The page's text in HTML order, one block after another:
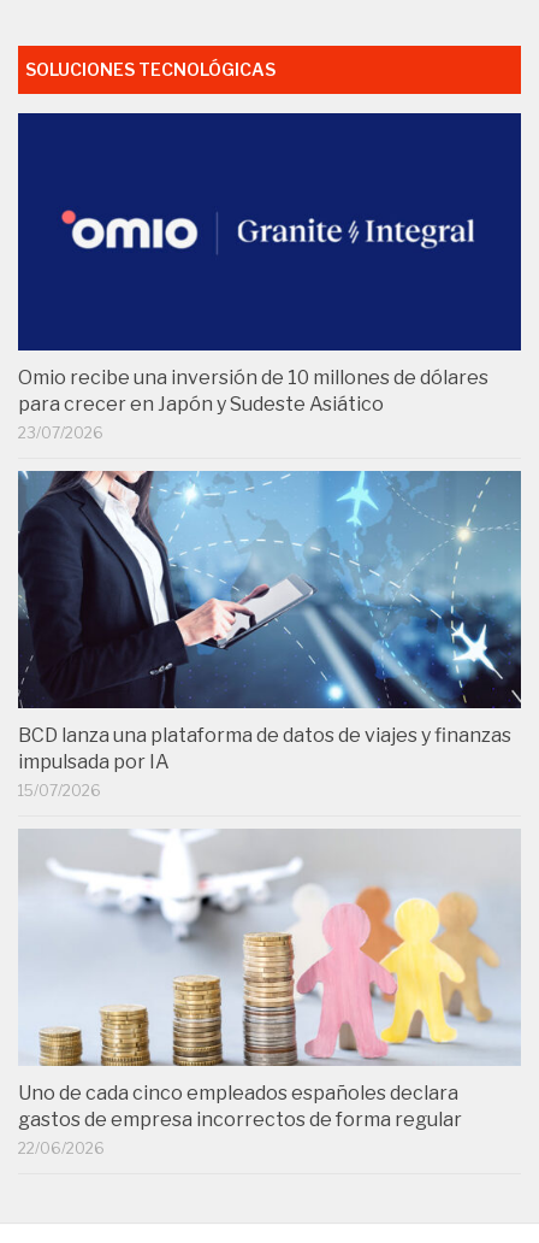
SOLUCIONES TECNOLÓGICAS
Omio recibe una inversión de 10 millones de dólares
para crecer en Japón y Sudeste Asiático
23/07/2026
BCD lanza una plataforma de datos de viajes y finanzas
impulsada por IA
15/07/2026
Uno de cada cinco empleados españoles declara
gastos de empresa incorrectos de forma regular
22/06/2026